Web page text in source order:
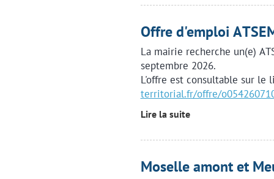
Offre d'emploi
La mairie recherche un(e)
septembre 2026.
L'offre est consultable sur le
territorial.fr/offre/
Lire la suite
Moselle amont et